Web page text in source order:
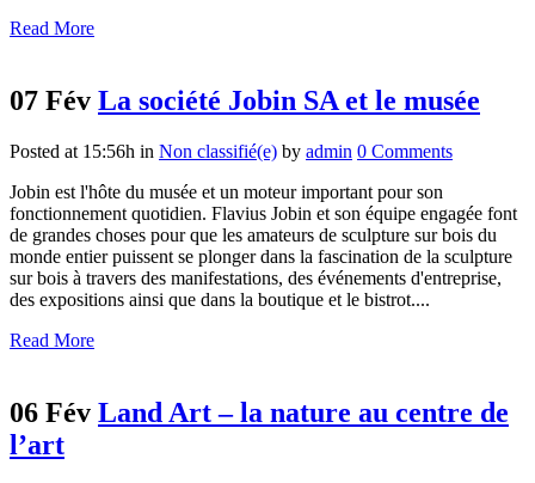
Read More
07 Fév La société Jobin SA et le musée
Posted at 15:56h in Non classifié(e) by admin 0 Comments
Jobin est l'hôte du musée et un moteur important pour son
fonctionnement quotidien. Flavius Jobin et son équipe engagée font
de grandes choses pour que les amateurs de sculpture sur bois du
monde entier puissent se plonger dans la fascination de la sculpture
sur bois à travers des manifestations, des événements d'entreprise,
des expositions ainsi que dans la boutique et le bistrot....
Read More
06 Fév Land Art – la nature au centre de
l’art